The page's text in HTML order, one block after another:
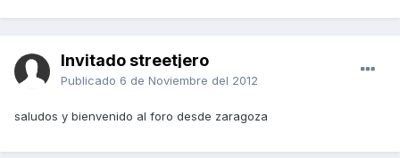
Invitado streetjero
Publicado 6 de Noviembre del 2012
saludos y bienvenido al foro desde zaragoza